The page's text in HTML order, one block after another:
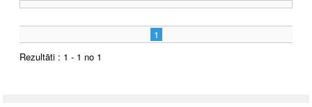
1
Rezultāti : 1 - 1 no 1